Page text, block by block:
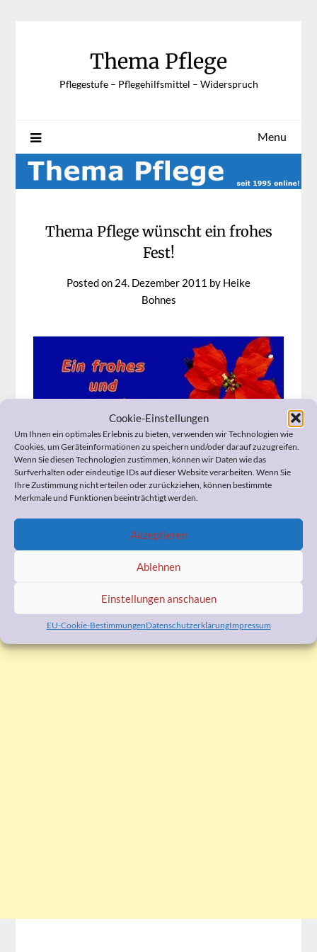
Cookie-Einstellungen
Um Ihnen ein optimales Erlebnis zu bieten, verwenden wir Technologien wie
Cookies, um Geräteinformationen zu speichern und/oder darauf zuzugreifen.
Wenn Sie diesen Technologien zustimmen, können wir Daten wie das
Surfverhalten oder eindeutige IDs auf dieser Website verarbeiten. Wenn Sie
Ihre Zustimmung nicht erteilen oder zurückziehen, können bestimmte
Merkmale und Funktionen beeinträchtigt werden.
Akzeptieren
Ablehnen
Einstellungen anschauen
EU-Cookie-BestimmungenDatenschutzerklärungImpressum
Thema Pflege
Pflegestufe – Pflegehilfsmittel – Widerspruch
Menu
Thema Pflege wünscht ein frohes
Fest!
Posted on 24. Dezember 2011 by Heike
Bohnes